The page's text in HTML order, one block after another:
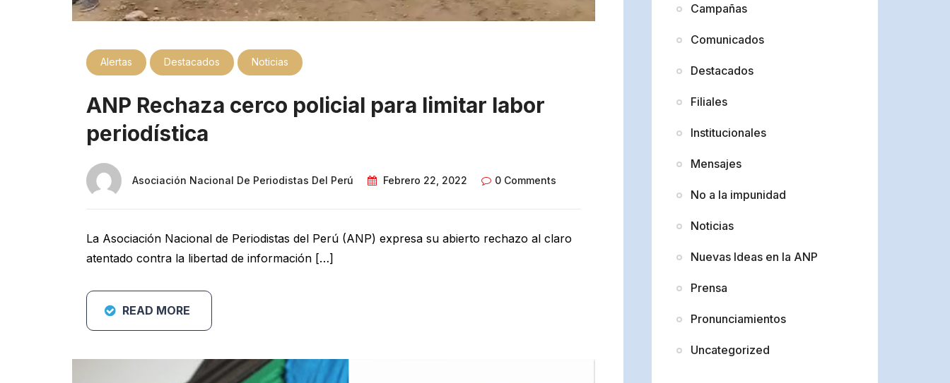
Alertas Destacados Noticias
ANP Rechaza cerco policial para limitar labor
periodística
Asociación Nacional De Periodistas Del Perú Febrero 22, 2022 0 Comments
La Asociación Nacional de Periodistas del Perú (ANP) expresa su abierto rechazo al claro
atentado contra la libertad de información […]
READ MORE
Campañas
Comunicados
Destacados
Filiales
Institucionales
Mensajes
No a la impunidad
Noticias
Nuevas Ideas en la ANP
Prensa
Pronunciamientos
Uncategorized